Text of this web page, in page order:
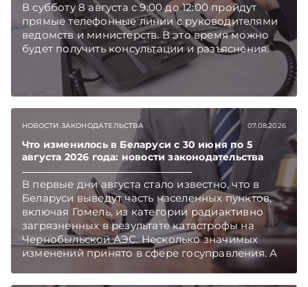
В субботу 8 августа с 9:00 до 12:00 пройдут
прямые телефонные линии с руководителями
ведомств и министерств. В это время можно
будет получить консультации и разъяснения.
НОВОСТИ ЗАКОНОДАТЕЛЬСТВА 07.08.2026
Что изменилось в Беларуси с 30 июня по 5
августа 2026 года: новости законодательства
В первые дни августа стало известно, что в
Беларуси выведут часть населенных пунктов,
включая Гомель, из категории радиактивно
загрязненных в результате катастрофы на
Чернобыльской АЭС. Несколько значимых
изменений принято в сфере госуправления. А
бизнесу вновь дали надежду на сокращение